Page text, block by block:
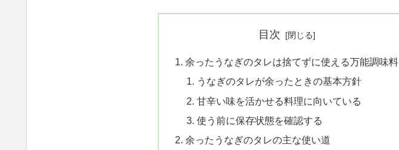
目次
余ったうなぎのタレは捨てずに使える万能調味料
うなぎのタレが余ったときの基本方針
甘辛い味を活かせる料理に向いている
使う前に保存状態を確認する
余ったうなぎのタレの主な使い道